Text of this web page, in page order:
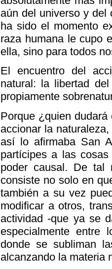
aún del universo y del
ha sido el momento
raza humana le cupo
ella, sino para todos
El encuentro del
natural: la libertad
propiamente
Porque ¿quien
accionar la
así lo afirmaba San
partícipes a las
poder causal. De tal
consiste no solo en
también a su vez
modificar a otros,
actividad -que ya se
especialmente
donde se subliman
alcanzando la materia